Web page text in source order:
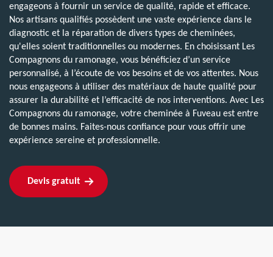
engageons à fournir un service de qualité, rapide et efficace.
Nos artisans qualifiés possèdent une vaste expérience dans le
diagnostic et la réparation de divers types de cheminées,
qu'elles soient traditionnelles ou modernes. En choisissant Les
Compagnons du ramonage, vous bénéficiez d’un service
personnalisé, à l’écoute de vos besoins et de vos attentes. Nous
nous engageons à utiliser des matériaux de haute qualité pour
assurer la durabilité et l’efficacité de nos interventions. Avec Les
Compagnons du ramonage, votre cheminée à Fuveau est entre
de bonnes mains. Faites-nous confiance pour vous offrir une
expérience sereine et professionnelle.
Devis gratuit